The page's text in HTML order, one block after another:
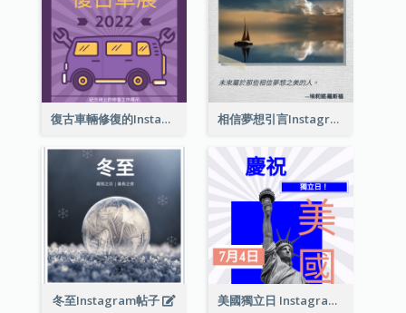
復古車輛修復的Instagram帖子 相信夢想引言Instagram帖子
冬至Instagram帖子 美國獨立日 Instagram 帖子